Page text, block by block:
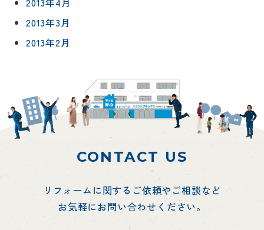
2013年3月
2013年2月
CONTACT US
リフォームに関するご依頼やご相談など
お気軽にお問い合わせください。